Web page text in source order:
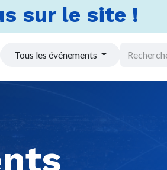
sur le site !
Tous les événements